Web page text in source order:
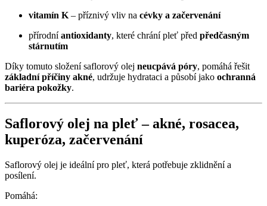
vitamín K – příznivý vliv na cévky a začervenání
přírodníantioxidanty, které chrání pleť před předčasným
stárnutím
Díky tomuto složení saflorový olej neucpává póry, pomáhá řešit
základní příčiny akné, udržuje hydrataci a působí jako ochranná
bariéra pokožky.
Saflorový olej na pleť –akné, rosacea,
kuperóza, začervenání
Saflorový olej je ideální pro pleť, která potřebuje zklidnění a
posílení.
Pomáhá: